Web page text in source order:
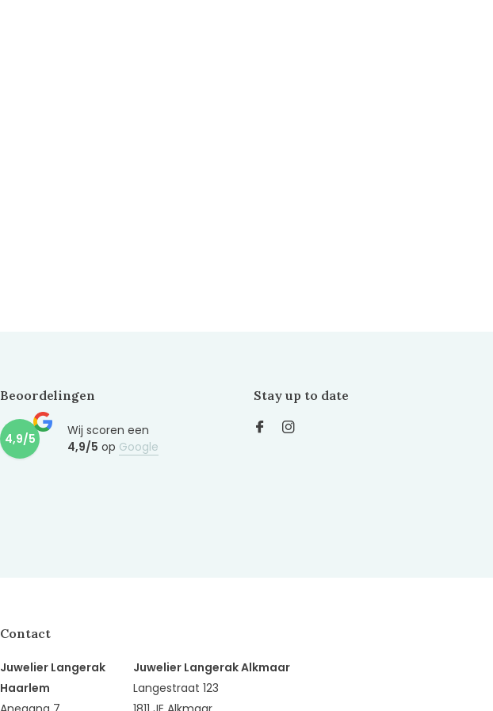
Beoordelingen
4,9/5
Wij scoren een
4,9/5 op Google
Stay up to date
Contact
Juwelier Langerak
Haarlem
Juwelier Langerak Alkmaar
Langestraat 123